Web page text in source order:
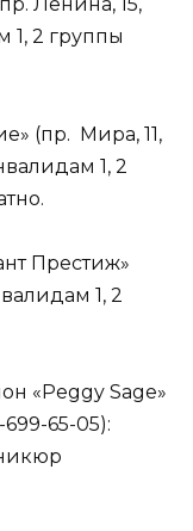
Ленина, 15,
1, 2 группы
(пр. Мира, 11,
1, 2
Престиж»
1, 2
«Peggy Sage»
65-05):